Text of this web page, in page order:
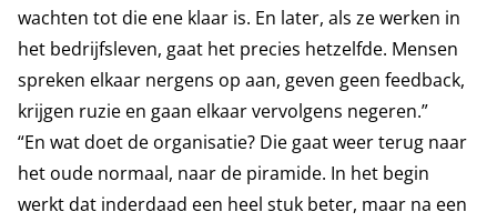
wachten tot die ene klaar is. En later, als ze werken in
het bedrijfsleven, gaat het precies hetzelfde. Mensen
spreken elkaar nergens op aan, geven geen feedback,
krijgen ruzie en gaan elkaar vervolgens negeren.”
“En wat doet de organisatie? Die gaat weer terug naar
het oude normaal, naar de piramide. In het begin
werkt dat inderdaad een heel stuk beter, maar na een